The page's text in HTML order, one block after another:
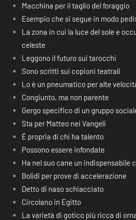
Macchina per il taglio del foraggio
Esempio che si segue in modo
La zona in cui la luce del sole e
celeste
Leggono il futuro sui tarocchi
Sono scritti sui copioni teatrali
Lo è un pneumatico per alte
Congiunto, ma non parente
Gergo specifico di un gruppo
Sta per Matteo nei Vangeli
É propria di chi ha talento
Possono essere infondate
Ha nel suo cane un indispensabile
Bolidi per prove di accelerazione
Detto di naso schiacciato
Circolano in Egitto
La varietà di gotico più ricca di